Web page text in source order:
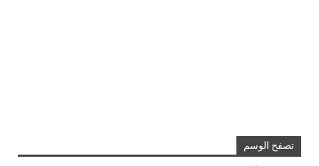
تصفح الوسم